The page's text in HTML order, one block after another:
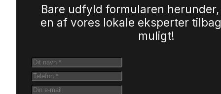
Bare udfyld formularen
en af vores lokale eksperter
muligt!